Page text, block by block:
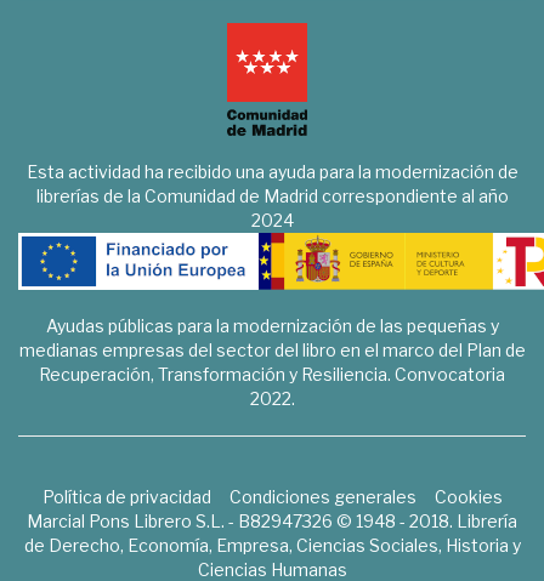
Esta actividad ha recibido una ayuda para la modernización de
librerías de la Comunidad de Madrid correspondiente al año
2024
Ayudas públicas para la modernización de las pequeñas y
medianas empresas del sector del libro en el marco del Plan de
Recuperación, Transformación y Resiliencia. Convocatoria
2022.
Política de privacidad Condiciones generales
Cookies
Marcial Pons Librero S.L. - B82947326 © 1948 - 2018. Librería
de Derecho, Economía, Empresa, Ciencias Sociales, Historia y
Ciencias Humanas